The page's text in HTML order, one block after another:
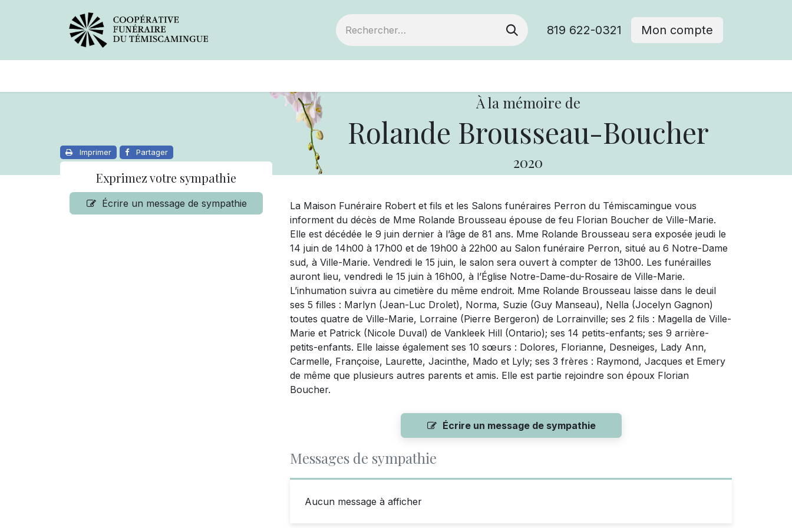
819 622-0321 Mon compte
À la mémoire de
Rolande Brousseau-Boucher
2020
Imprimer Partager
Exprimez votre sympathie
Écrire un message de sympathie
La Maison Funéraire Robert et fils et les Salons funéraires Perron du Témiscamingue vous
informent du décès de Mme Rolande Brousseau épouse de feu Florian Boucher de Ville-Marie.
Elle est décédée le 9 juin dernier à l’âge de 81 ans. Mme Rolande Brousseau sera exposée jeudi le
14 juin de 14h00 à 17h00 et de 19h00 à 22h00 au Salon funéraire Perron, situé au 6 Notre-Dame
sud, à Ville-Marie. Vendredi le 15 juin, le salon sera ouvert à compter de 13h00. Les funérailles
auront lieu, vendredi le 15 juin à 16h00, à l’Église Notre-Dame-du-Rosaire de Ville-Marie.
L’inhumation suivra au cimetière du même endroit. Mme Rolande Brousseau laisse dans le deuil
ses 5 filles : Marlyn (Jean-Luc Drolet), Norma, Suzie (Guy Manseau), Nella (Jocelyn Gagnon)
toutes quatre de Ville-Marie, Lorraine (Pierre Bergeron) de Lorrainville; ses 2 fils : Magella de Ville-
Marie et Patrick (Nicole Duval) de Vankleek Hill (Ontario); ses 14 petits-enfants; ses 9 arrière-
petits-enfants. Elle laisse également ses 10 sœurs : Dolores, Florianne, Desneiges, Lady Ann,
Carmelle, Françoise, Laurette, Jacinthe, Mado et Lyly; ses 3 frères : Raymond, Jacques et Emery
de même que plusieurs autres parents et amis. Elle est partie rejoindre son époux Florian
Boucher.
Écrire un message de sympathie
Messages de sympathie
Aucun message à afficher